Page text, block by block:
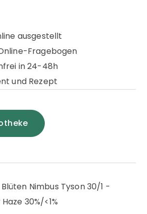
ausgestellt
Fragebogen
in 24-48h
und Rezept
Blüten Nimbus Tyson 30/1 -
30%/<1%